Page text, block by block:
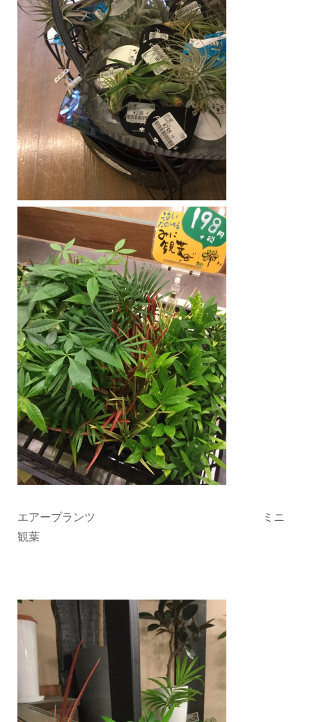
エアープランツ ミニ
観葉